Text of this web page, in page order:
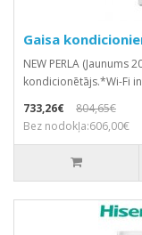
Gaisa
NEW PERLA (Jaunums
kondicionētājs.*Wi-Fi
733,26€
804,65€
Bez nodokļa:606,00€